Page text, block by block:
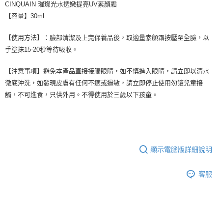
CINQUAIN 璀璨光水透嫩提亮UV素顏霜
【容量】30ml
【使用方法】：臉部清潔及上完保養品後，取適量素顏霜按壓至全臉，以
手塗抹15-20秒等待吸收。
【注意事項】避免本產品直接接觸眼睛，如不慎進入眼睛，請立即以清水
徹底沖洗，如發現皮膚有任何不適或過敏，請立即停止使用勿讓兒童接
觸，不可進食，只供外用。不得使用於三歲以下孩童。
顯示電腦版詳細說明
客服